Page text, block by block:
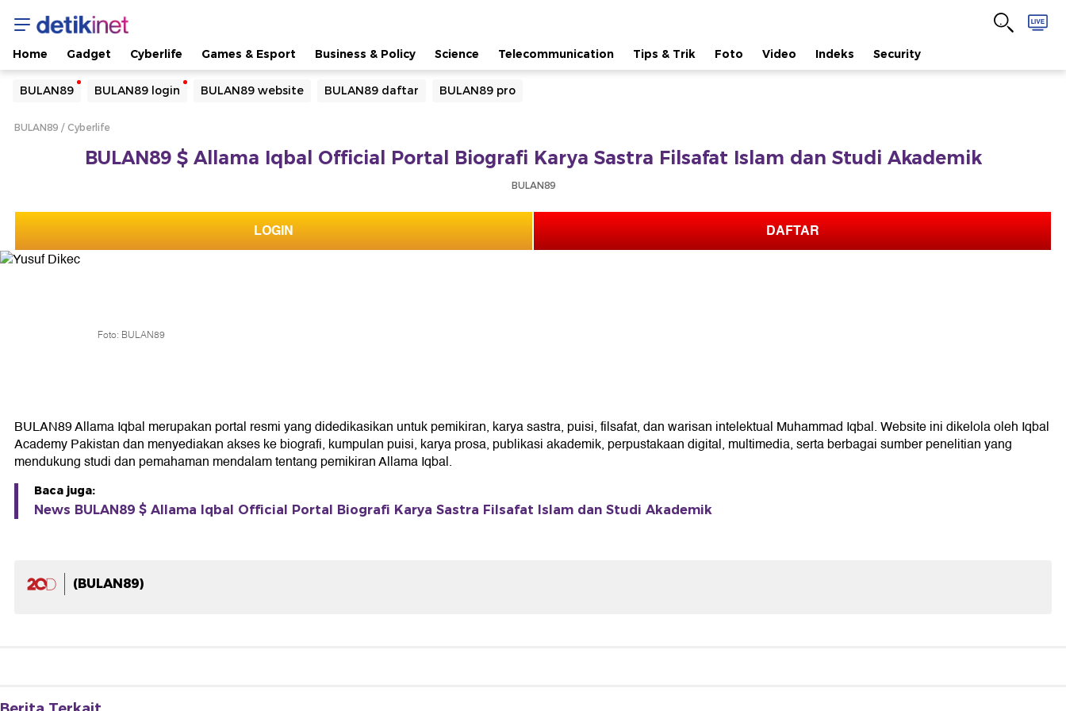
Home Gadget Cyberlife Games & Esport Business & Policy Science Telecommunication Tips & Trik Foto Video Indeks Security
BULAN89 BULAN89 login BULAN89 website BULAN89 daftar BULAN89 pro
Yang sedang ramai dicari
Loading...
BULAN89 Cyberlife
BULAN89 $ Allama Iqbal Official Portal Biografi Karya Sastra Filsafat Islam dan Studi Akademik
BULAN89
LOGIN DAFTAR
Foto: BULAN89
BULAN89 Allama Iqbal merupakan portal resmi yang didedikasikan untuk pemikiran, karya sastra, puisi, filsafat, dan warisan intelektual Muhammad Iqbal. Website ini dikelola oleh Iqbal
Academy Pakistan dan menyediakan akses ke biografi, kumpulan puisi, karya prosa, publikasi akademik, perpustakaan digital, multimedia, serta berbagai sumber penelitian yang
mendukung studi dan pemahaman mendalam tentang pemikiran Allama Iqbal.
Baca juga:
News BULAN89 $ Allama Iqbal Official Portal Biografi Karya Sastra Filsafat Islam dan Studi Akademik
(BULAN89)